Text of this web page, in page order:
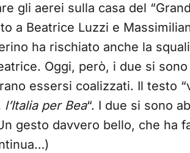
gli aerei sulla casa del
a Beatrice Luzzi e
ha rischiato anche la
Oggi, però, i due si
essersi coalizzati. Il testo
per Bea“. I due si sono
gesto davvero bello, che ha